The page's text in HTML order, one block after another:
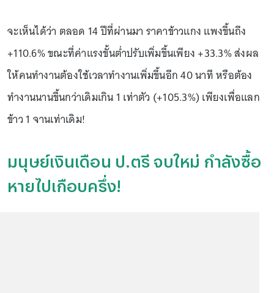
จะเห็นได้ว่า ตลอด 14 ปีที่ผ่านมา ราคาข้าวแกง แพงขึ้นถึง
+110.6% ขณะที่ค่าแรงขั้นต่ำปรับเพิ่มขึ้นเพียง +33.3% ส่งผล
ให้คนทำงานต้องใช้เวลาทำงานเพิ่มขึ้นอีก 40 นาที หรือต้อง
ทำงานนานขึ้นกว่าเดิมเกิน 1 เท่าตัว (+105.3%) เพียงเพื่อแลก
ข้าว 1 จานเท่าเดิม!
มนุษย์เงินเดือน ป.ตรี จบใหม่ กำลังซื้อ
หายไปเกือบครึ่ง!